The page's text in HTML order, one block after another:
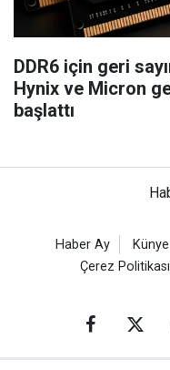
DDR6 için geri
Hynix ve Micron
başlattı
Haber Ay Künye
Çerez Politikası